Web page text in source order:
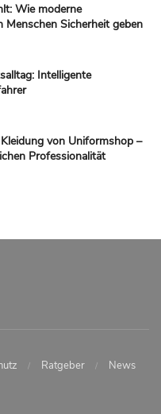
Wie moderne
Menschen Sicherheit geben
Intelligente
von Uniformshop –
Professionalität
Ratgeber News